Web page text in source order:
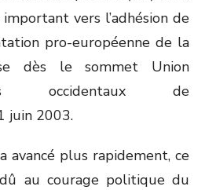
vers l’adhésion de
pro-européenne de la
dès le sommet Union
occidentaux de
juin 2003.
avancé plus rapidement, ce
au courage politique du